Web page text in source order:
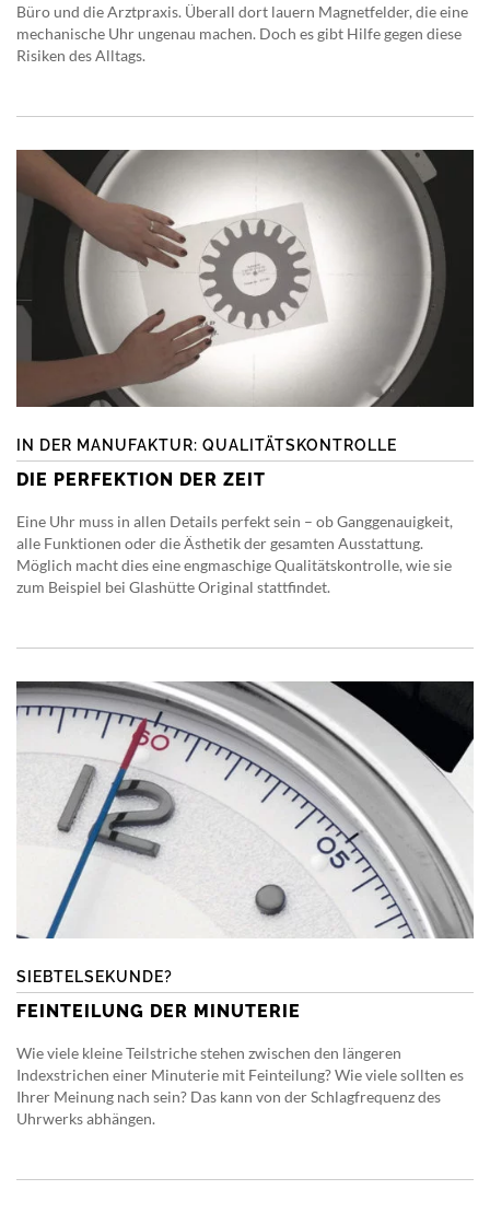
Büro und die Arztpraxis. Überall dort lauern Magnetfelder, die eine
mechanische Uhr ungenau machen. Doch es gibt Hilfe gegen diese
Risiken des Alltags.
IN DER MANUFAKTUR: QUALITÄTSKONTROLLE
DIE PERFEKTION DER ZEIT
Eine Uhr muss in allen Details perfekt sein – ob Ganggenauigkeit,
alle Funktionen oder die Ästhetik der gesamten Ausstattung.
Möglich macht dies eine engmaschige Qualitätskontrolle, wie sie
zum Beispiel bei Glashütte Original stattfindet.
SIEBTELSEKUNDE?
FEINTEILUNG DER MINUTERIE
Wie viele kleine Teilstriche stehen zwischen den längeren
Indexstrichen einer Minuterie mit Feinteilung? Wie viele sollten es
Ihrer Meinung nach sein? Das kann von der Schlagfrequenz des
Uhrwerks abhängen.